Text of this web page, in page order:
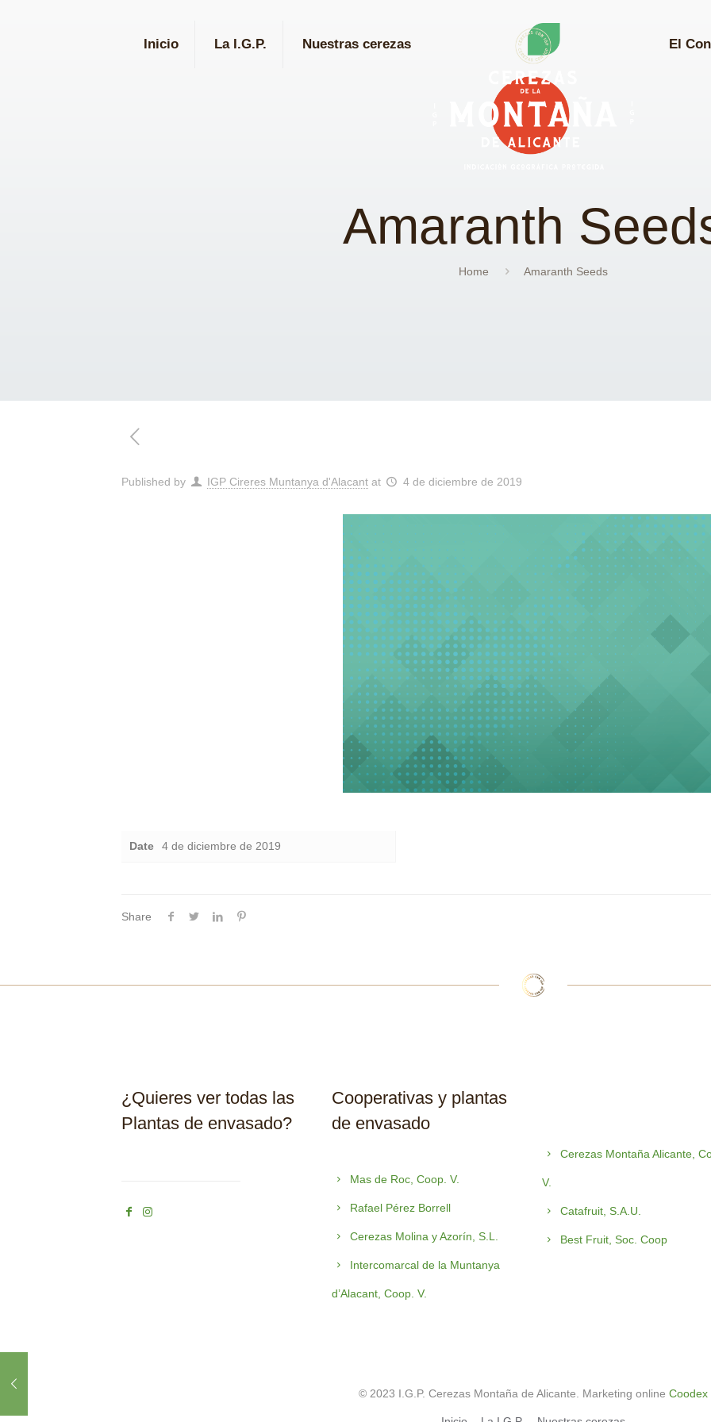
Inicio La I.G.P. Nuestras cerezas El
Amaranth
Home Amaranth Seeds
Published by IGP Cireres Muntanya d'Alacant at 4 de diciembre de 2019
Date 4 de diciembre de 2019
Share
¿Quieres ver todas las
Plantas de envasado?
Cooperativas y plantas
de envasado
Mas de Roc, Coop. V.
Rafael Pérez Borrell
Cerezas Molina y Azorín, S.L.
Intercomarcal de la Muntanya
d’Alacant, Coop. V.
Cerezas Montaña Alicante,
V.
Catafruit, S.A.U.
Best Fruit, Soc. Coop
© 2023 I.G.P. Cerezas Montaña de Alicante. Marketing online Coodex